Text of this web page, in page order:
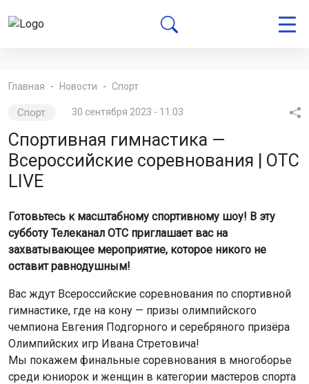
Главная Новости Спорт
Спорт 30 сентября 2023 - 11:03
Спортивная гимнастика —
Всероссийские соревнования | ОТС
LIVE
Готовьтесь к масштабному спортивному шоу! В эту
субботу Телеканал ОТС приглашает вас на
захватывающее мероприятие, которое никого не
оставит равнодушным!
Вас ждут Всероссийские соревнования по спортивной
гимнастике, где на кону — призы олимпийского
чемпиона Евгения Подгорного и серебряного призёра
Олимпийских игр Ивана Стретовича!
Мы покажем финальные соревнования в многоборье
среди юниорок и женщин в категории мастеров спорта